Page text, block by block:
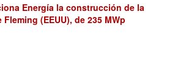
Energía la construcción de la
(EEUU), de 235 MWp